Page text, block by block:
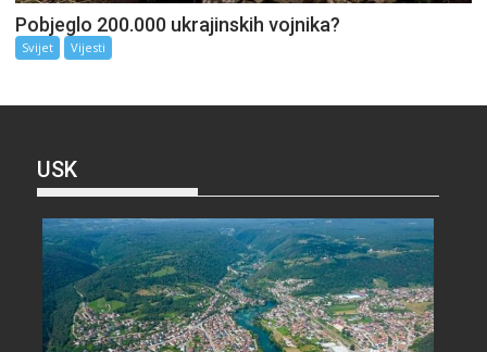
Pobjeglo 200.000 ukrajinskih vojnika?
Svijet Vijesti
USK